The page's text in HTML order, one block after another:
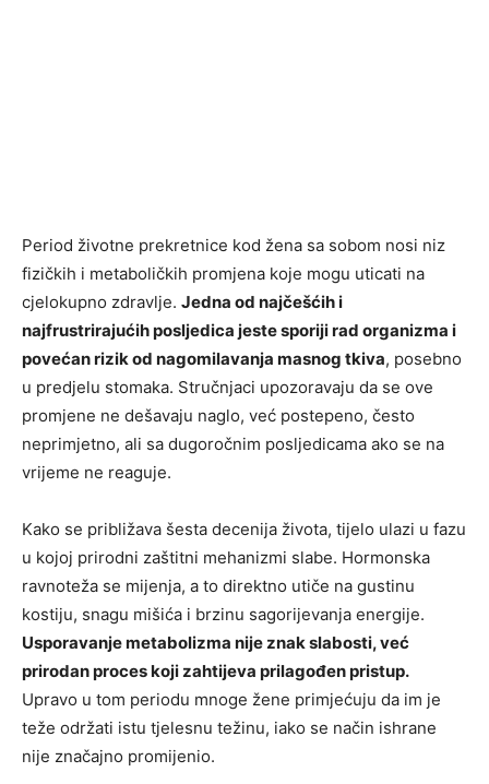
Period životne prekretnice kod žena sa sobom nosi niz
fizičkih i metaboličkih promjena koje mogu uticati na
cjelokupno zdravlje. Jedna od najčešćih i
najfrustrirajućih posljedica jeste sporiji rad organizma i
povećan rizik od nagomilavanja masnog tkiva, posebno
u predjelu stomaka. Stručnjaci upozoravaju da se ove
promjene ne dešavaju naglo, već postepeno, često
neprimjetno, ali sa dugoročnim posljedicama ako se na
vrijeme ne reaguje.
Kako se približava šesta decenija života, tijelo ulazi u fazu
u kojoj prirodni zaštitni mehanizmi slabe. Hormonska
ravnoteža se mijenja, a to direktno utiče na gustinu
kostiju, snagu mišića i brzinu sagorijevanja energije.
Usporavanje metabolizma nije znak slabosti, već
prirodan proces koji zahtijeva prilagođen pristup.
Upravo u tom periodu mnoge žene primjećuju da im je
teže održati istu tjelesnu težinu, iako se način ishrane
nije značajno promijenio.